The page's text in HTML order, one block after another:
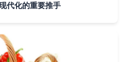
代化的重要推手